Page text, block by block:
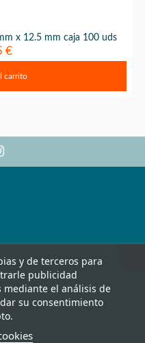
x 12.5 mm caja 100 uds
€
carrito
y de terceros para
publicidad
mediante el análisis de
su consentimiento